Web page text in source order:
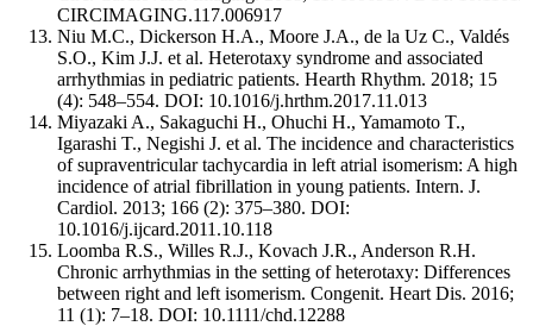
CIRCIMAGING.117.006917
Niu M.C., Dickerson H.A., Moore J.A., de la Uz C., Valdés
S.O., Kim J.J. et al. Heterotaxy syndrome and associated
arrhythmias in pediatric patients. Hearth Rhythm. 2018; 15
(4): 548–554. DOI: 10.1016/j.hrthm.2017.11.013
Miyazaki A., Sakaguchi H., Ohuchi H., Yamamoto T.,
Igarashi T., Negishi J. et al. The incidence and characteristics
of supraventricular tachycardia in left atrial isomerism: A high
incidence of atrial fibrillation in young patients. Intern. J.
Cardiol. 2013; 166 (2): 375–380. DOI:
10.1016/j.ijcard.2011.10.118
Loomba R.S., Willes R.J., Kovach J.R., Anderson R.H.
Chronic arrhythmias in the setting of heterotaxy: Differences
between right and left isomerism. Congenit. Heart Dis. 2016;
11 (1): 7–18. DOI: 10.1111/chd.12288